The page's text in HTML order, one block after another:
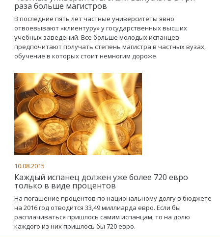
раза больше магистров
В последние пять лет частные университеты явно
отвоевывают «клиентуру» у государственных высших
учебных заведений. Все больше молодых испанцев
предпочитают получать степень магистра в частных вузах,
обучение в которых стоит немногим дороже.
10.08.2015
Каждый испанец должен уже более 720 евро
только в виде процентов
На погашение процентов по национальному долгу в бюджете
на 2016 год отводится 33,49 миллиарда евро. Если бы
расплачиваться пришлось самим испанцам, то на долю
каждого из них пришлось бы 720 евро.